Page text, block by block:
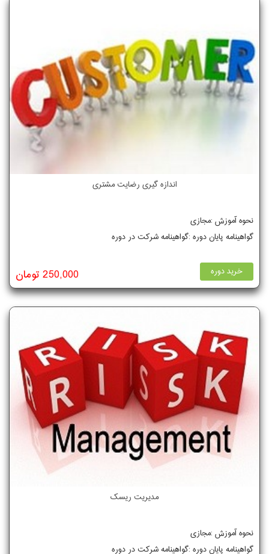
اندازه گیری رضایت مشتری
نحوه آموزش :مجازی
گواهینامه پایان دوره :گواهینامه شرکت در دوره
خرید دوره 250,000 تومان
مدیریت ریسک
نحوه آموزش :مجازی
گواهینامه پایان دوره :گواهینامه شرکت در دوره